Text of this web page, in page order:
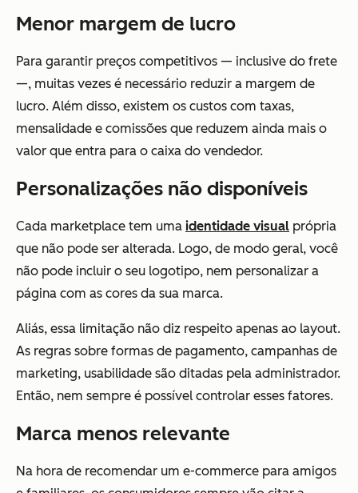
Menor margem de lucro
Para garantir preços competitivos — inclusive do frete
—, muitas vezes é necessário reduzir a margem de
lucro. Além disso, existem os custos com taxas,
mensalidade e comissões que reduzem ainda mais o
valor que entra para o caixa do vendedor.
Personalizações não disponíveis
Cada marketplace tem uma identidade visual própria
que não pode ser alterada. Logo, de modo geral, você
não pode incluir o seu logotipo, nem personalizar a
página com as cores da sua marca.
Aliás, essa limitação não diz respeito apenas ao layout.
As regras sobre formas de pagamento, campanhas de
marketing, usabilidade são ditadas pela administrador.
Então, nem sempre é possível controlar esses fatores.
Marca menos relevante
Na hora de recomendar um e-commerce para amigos